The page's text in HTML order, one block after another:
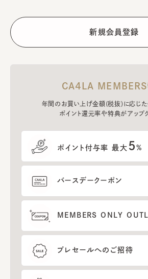
CA4LA
年間のお買い上げ金額(税抜)に応じた
ポイント還元率や特典がアップグ
ポイント付与率 最大 5%
バースデークーポン
MEMBERS ONLY
プレセールへのご招待